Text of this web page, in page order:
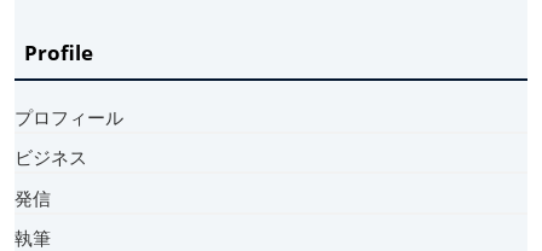
Profile
プロフィール
ビジネス
発信
執筆